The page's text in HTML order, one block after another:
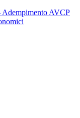
Adempimento AVCP